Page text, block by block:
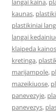
langai kaina,
kaunas,
plastikiniai
langai
klaipeda kainos
kretinga,
marijampole,
mazeikiuose,
panevezyje,
panevezys,